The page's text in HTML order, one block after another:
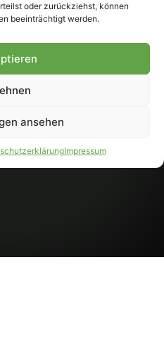
oder zurückziehst, können
beeinträchtigt werden.
ansehen
Impressum